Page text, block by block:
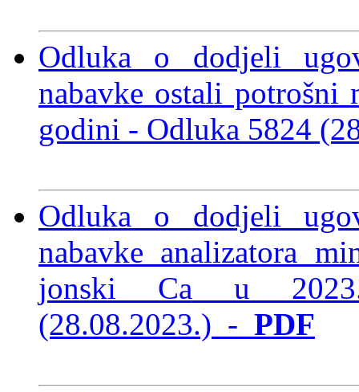
Odluka o dodjeli
nabavke ostali potrošni
godini - Odluka 5824
Odluka o dodjeli
nabavke analizatora
jonski Ca u
(28.08.2023.) - PDF